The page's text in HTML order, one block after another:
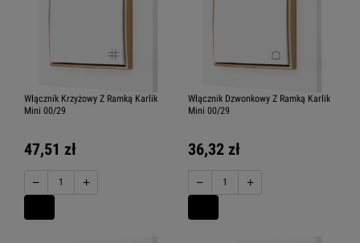
Włącznik Krzyżowy Z Ramką Karlik
Mini 00/29
47,51 zł
− +
Włącznik Dzwonkowy Z Ramką Karlik
Mini 00/29
36,32 zł
− +